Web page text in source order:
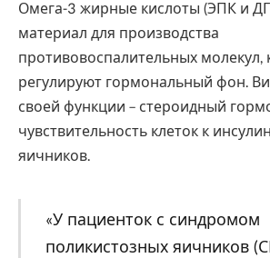
Омега-3 жирные кислоты (ЭПК и
материал для производства
противовоспалительных молекул,
регулируют гормональный фон.
своей функции – стероидный
чувствительность клеток к
яичников.
«У пациенток с синдромом
поликистозных яичников